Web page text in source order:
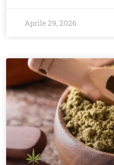
Aprile 29, 2026